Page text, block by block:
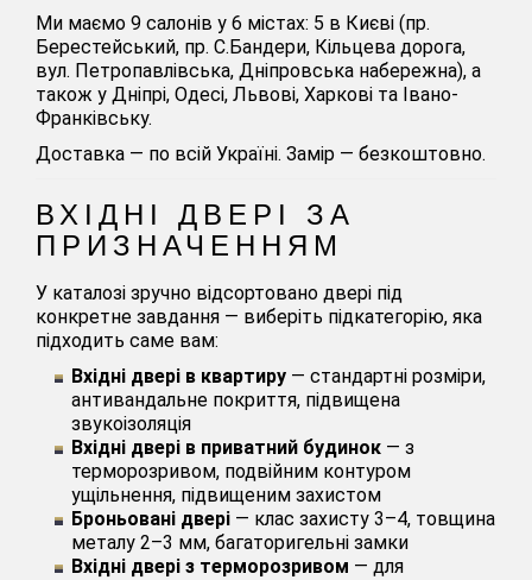
Ми маємо 9 салонів у 6 містах: 5 в Києві (пр.
Берестейський, пр. С.Бандери, Кільцева дорога,
вул. Петропавлівська, Дніпровська набережна), а
також у Дніпрі, Одесі, Львові, Харкові та Івано-
Франківську.
Доставка — по всій Україні. Замір — безкоштовно.
ВХІДНІ ДВЕРІ ЗА
ПРИЗНАЧЕННЯМ
У каталозі зручно відсортовано двері під
конкретне завдання — виберіть підкатегорію, яка
підходить саме вам:
Вхідні двері в квартиру — стандартні розміри,
антивандальне покриття, підвищена
звукоізоляція
Вхідні двері в приватний будинок — з
терморозривом, подвійним контуром
ущільнення, підвищеним захистом
Броньовані двері — клас захисту 3–4, товщина
металу 2–3 мм, багаторигельні замки
Вхідні двері з терморозривом — для